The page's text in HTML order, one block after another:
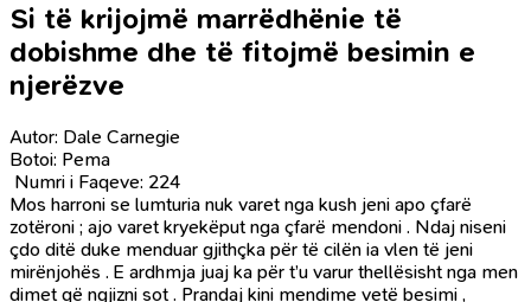
Si të krijojmë marrëdhënie të
dobishme dhe të fitojmë besimin e
njerëzve
Autor: Dale Carnegie
Botoi: Pema
Numri i Faqeve: 224
Mos harroni se lumturia nuk varet nga kush jeni apo çfarë
zotëroni ; ajo varet kryekëput nga çfarë mendoni . Ndaj niseni
çdo ditë duke menduar gjithçka për të cilën ia vlen të jeni
mirënjohës . E ardhmja juaj ka për t’u varur thellësisht nga men
dimet që ngjizni sot . Prandaj kini mendime vetë besimi ,